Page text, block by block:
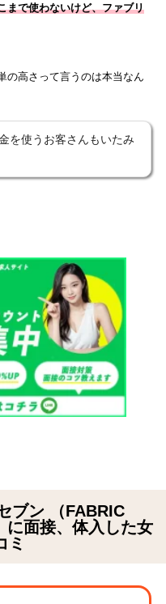
まで使わないけど、ファブリ
の高さって言うのは本当なん
を使うお客さんもいたみ
ブン （FABRIC
に面接、体入した女
ミ